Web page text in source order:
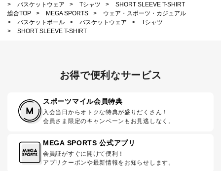
>
バスケットウェア > Tシャツ >
SHORT SLEEVE T-SHIRT
総合TOP
> MEGA SPORTS >
ウェア・スポーツ・カジュアル
>
バスケットボール > バスケットウェア >
Tシャツ
>
SHORT SLEEVE T-SHIRT
お得で便利なサービス
スポーツマイル会員特典
入会当日からオトクな特典が盛りだくさん！
会員さま限定のキャンペーンもお見逃しなく。
MEGA SPORTS 公式アプリ
会員証がすぐに開けて便利！
アプリクーポンや最新情報をお知らせします。